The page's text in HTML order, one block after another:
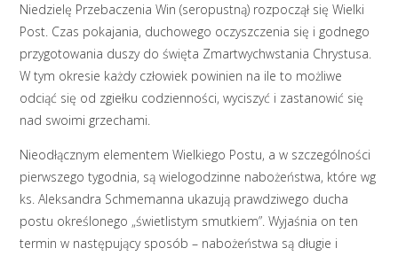
Niedzielę Przebaczenia Win (seropustną) rozpoczął się Wielki
Post. Czas pokajania, duchowego oczyszczenia się i godnego
przygotowania duszy do święta Zmartwychwstania Chrystusa.
W tym okresie każdy człowiek powinien na ile to możliwe
odciąć się od zgiełku codzienności, wyciszyć i zastanowić się
nad swoimi grzechami.
Nieodłącznym elementem Wielkiego Postu, a w szczególności
pierwszego tygodnia, są wielogodzinne nabożeństwa, które wg
ks. Aleksandra Schmemanna ukazują prawdziwego ducha
postu określonego „świetlistym smutkiem”. Wyjaśnia on ten
termin w następujący sposób – nabożeństwa są długie i